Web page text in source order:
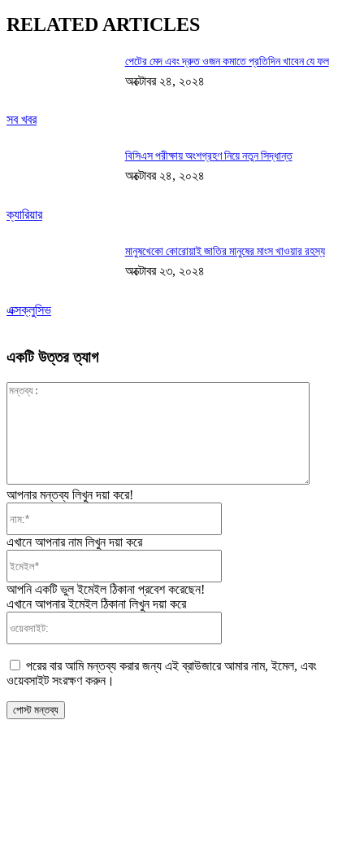
RELATED ARTICLES
সব খবর
পেটের মেদ এবং দ্রুত ওজন কমাতে প্রতিদিন খাবেন যে ফল
অক্টোবর ২৪, ২০২৪
ক্যারিয়ার
বিসিএস পরীক্ষায় অংশগ্রহণ নিয়ে নতুন সিদ্ধান্ত
অক্টোবর ২৪, ২০২৪
এক্সক্লুসিভ
মানুষখেকো কোরোয়াই জাতির মানুষের মাংস খাওয়ার রহস্য
অক্টোবর ২৩, ২০২৪
একটি উত্তর ত্যাগ
আপনার মন্তব্য লিখুন দয়া করে!
এখানে আপনার নাম লিখুন দয়া করে
আপনি একটি ভুল ইমেইল ঠিকানা প্রবেশ করেছেন!
এখানে আপনার ইমেইল ঠিকানা লিখুন দয়া করে
পরের বার আমি মন্তব্য করার জন্য এই ব্রাউজারে আমার নাম, ইমেল, এবং
ওয়েবসাইট সংরক্ষণ করুন।